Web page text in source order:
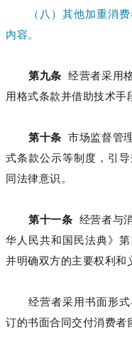
（八）其他加重消
内容。
第九条 经营者采用
用格式条款并借助技术手
第十条 市场监督管
式条款公示等制度，引
同法律意识。
第十一条 经营者与
华人民共和国民法典》
并明确双方的主要权利和
经营者采用书面形
订的书面合同交付消费者